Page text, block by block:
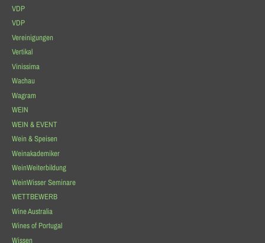
VDP
VDP
Vereinigungen
Vertikal
Vinissima
Wachau
Wagram
WEIN
WEIN & EVENT
Wein & Speisen
Weinakademiker
WeinWeiterbildung
WeinWisser Seminare
WETTBEWERB
Wine Australia
Wines of Portugal
Wissen